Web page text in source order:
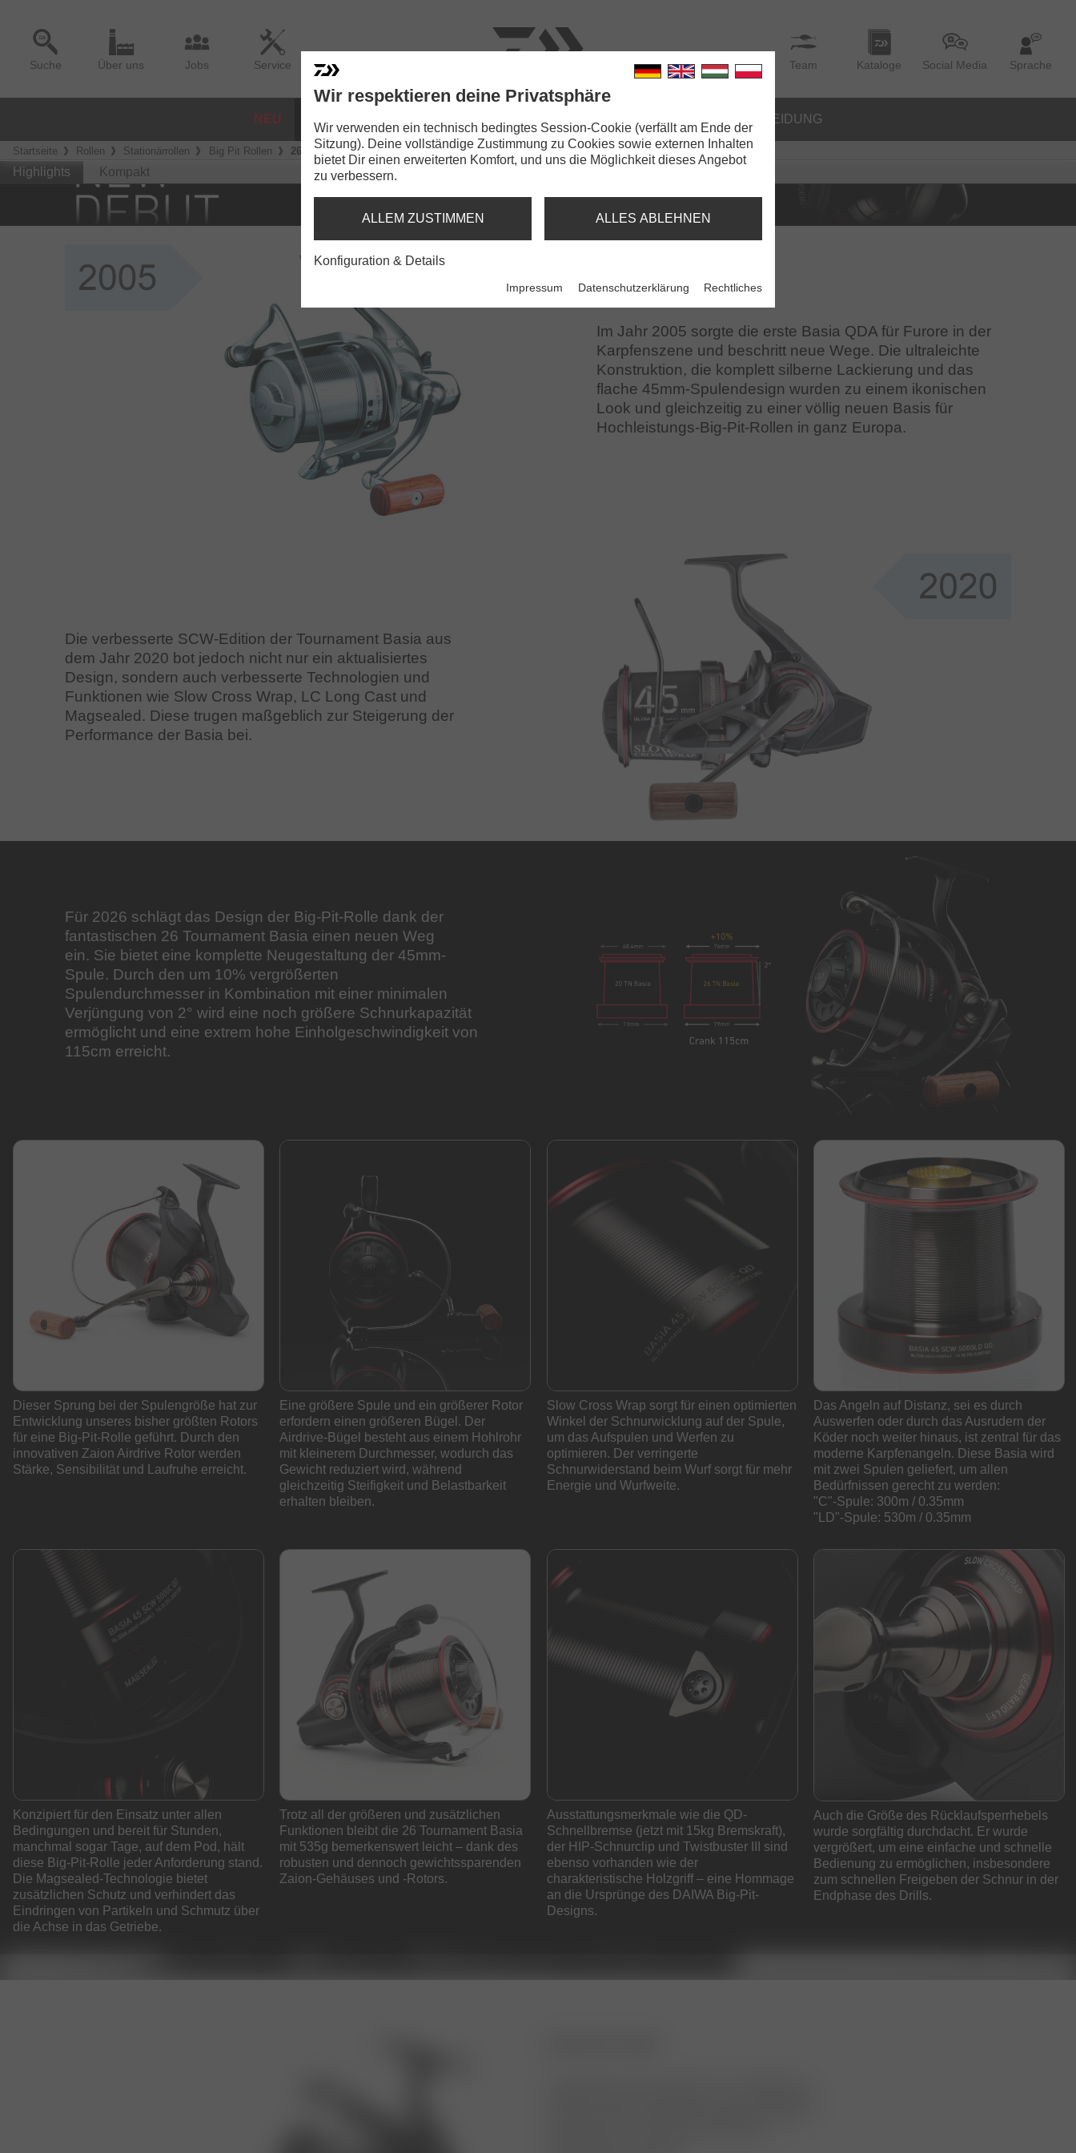
Suche Über uns Jobs Service Team Kataloge Social Media Sprache
NEU BEKLEIDUNG
Startseite Rollen Stationärrollen Big Pit Rollen 26 Tournament Basia 45 SCW QD
Highlights Kompakt
Im Jahr 2005 sorgte die erste Basia QDA für Furore in der
Karpfenszene und beschritt neue Wege. Die ultraleichte
Konstruktion, die komplett silberne Lackierung und das
flache 45mm-Spulendesign wurden zu einem ikonischen
Look und gleichzeitig zu einer völlig neuen Basis für
Hochleistungs-Big-Pit-Rollen in ganz Europa.
Die verbesserte SCW-Edition der Tournament Basia aus
dem Jahr 2020 bot jedoch nicht nur ein aktualisiertes
Design, sondern auch verbesserte Technologien und
Funktionen wie Slow Cross Wrap, LC Long Cast und
Magsealed. Diese trugen maßgeblich zur Steigerung der
Performance der Basia bei.
Für 2026 schlägt das Design der Big-Pit-Rolle dank der
fantastischen 26 Tournament Basia einen neuen Weg
ein. Sie bietet eine komplette Neugestaltung der 45mm-
Spule. Durch den um 10% vergrößerten
Spulendurchmesser in Kombination mit einer minimalen
Verjüngung von 2° wird eine noch größere Schnurkapazität
ermöglicht und eine extrem hohe Einholgeschwindigkeit von
115cm erreicht.
Dieser Sprung bei der Spulengröße hat zur
Entwicklung unseres bisher größten Rotors
für eine Big-Pit-Rolle geführt. Durch den
innovativen Zaion Airdrive Rotor werden
Stärke, Sensibilität und Laufruhe erreicht.
Eine größere Spule und ein größerer Rotor
erfordern einen größeren Bügel. Der
Airdrive-Bügel besteht aus einem Hohlrohr
mit kleinerem Durchmesser, wodurch das
Gewicht reduziert wird, während
gleichzeitig Steifigkeit und Belastbarkeit
erhalten bleiben.
Slow Cross Wrap sorgt für einen optimierten
Winkel der Schnurwicklung auf der Spule,
um das Aufspulen und Werfen zu
optimieren. Der verringerte
Schnurwiderstand beim Wurf sorgt für mehr
Energie und Wurfweite.
Das Angeln auf Distanz, sei es durch
Auswerfen oder durch das Ausrudern der
Köder noch weiter hinaus, ist zentral für das
moderne Karpfenangeln. Diese Basia wird
mit zwei Spulen geliefert, um allen
Bedürfnissen gerecht zu werden:
"C"-Spule: 300m / 0.35mm
"LD"-Spule: 530m / 0.35mm
Konzipiert für den Einsatz unter allen
Bedingungen und bereit für Stunden,
manchmal sogar Tage, auf dem Pod, hält
diese Big-Pit-Rolle jeder Anforderung stand.
Die Magsealed-Technologie bietet
zusätzlichen Schutz und verhindert das
Eindringen von Partikeln und Schmutz über
die Achse in das Getriebe.
Trotz all der größeren und zusätzlichen
Funktionen bleibt die 26 Tournament Basia
mit 535g bemerkenswert leicht – dank des
robusten und dennoch gewichtssparenden
Zaion-Gehäuses und -Rotors.
Ausstattungsmerkmale wie die QD-
Schnellbremse (jetzt mit 15kg Bremskraft),
der HIP-Schnurclip und Twistbuster III sind
ebenso vorhanden wie der
charakteristische Holzgriff – eine Hommage
an die Ursprünge des DAIWA Big-Pit-
Designs.
Auch die Größe des Rücklaufsperrhebels
wurde sorgfältig durchdacht. Er wurde
vergrößert, um eine einfache und schnelle
Bedienung zu ermöglichen, insbesondere
zum schnellen Freigeben der Schnur in der
Endphase des Drills.
Wir respektieren deine Privatsphäre
Wir verwenden ein technisch bedingtes Session-Cookie (verfällt am Ende der
Sitzung). Deine vollständige Zustimmung zu Cookies sowie externen Inhalten
bietet Dir einen erweiterten Komfort, und uns die Möglichkeit dieses Angebot
zu verbessern.
ALLEM ZUSTIMMEN ALLES ABLEHNEN
Konfiguration & Details
Impressum Datenschutzerklärung Rechtliches